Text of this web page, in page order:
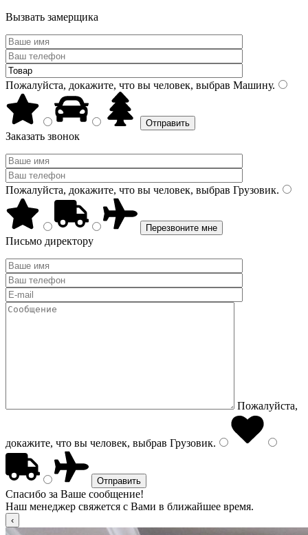
Вызвать замерщика
Пожалуйста, докажите, что вы человек, выбрав Машину.
Заказать звонок
Пожалуйста, докажите, что вы человек, выбрав Грузовик.
Письмо директору
Пожалуйста,
докажите, что вы человек, выбрав Грузовик.
Спасибо за Ваше сообщение!
Наш менеджер свяжется с Вами в ближайшее время.